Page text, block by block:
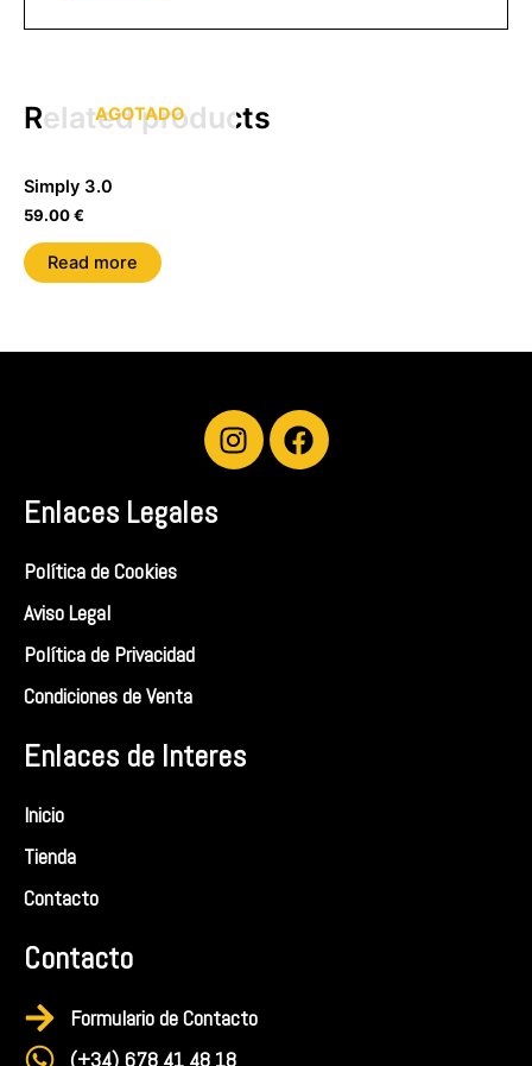
Related products
AGOTADO
Simply 3.0
59.00€
Read more
I
n
F
a
Enlaces Legales
Política de Cookies
Aviso Legal
Política de Privacidad
Condiciones de Venta
Enlaces de Interes
Inicio
Tienda
Contacto
Contacto
Formulario de Contacto
(+34) 678 41 48 18